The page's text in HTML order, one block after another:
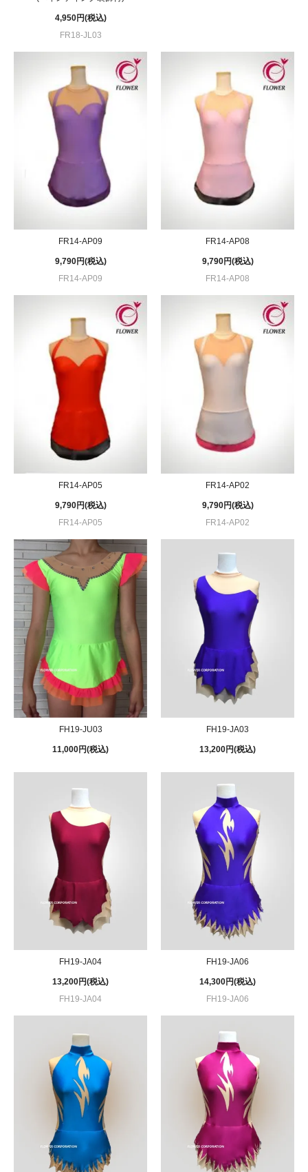
4,950円(税込)
FR18-JL03
FR14-AP09
9,790円(税込)
FR14-AP09
FR14-AP08
9,790円(税込)
FR14-AP08
FR14-AP05
9,790円(税込)
FR14-AP05
FR14-AP02
9,790円(税込)
FR14-AP02
FH19-JU03
11,000円(税込)
FH19-JA03
13,200円(税込)
FH19-JA04
13,200円(税込)
FH19-JA04
FH19-JA06
14,300円(税込)
FH19-JA06